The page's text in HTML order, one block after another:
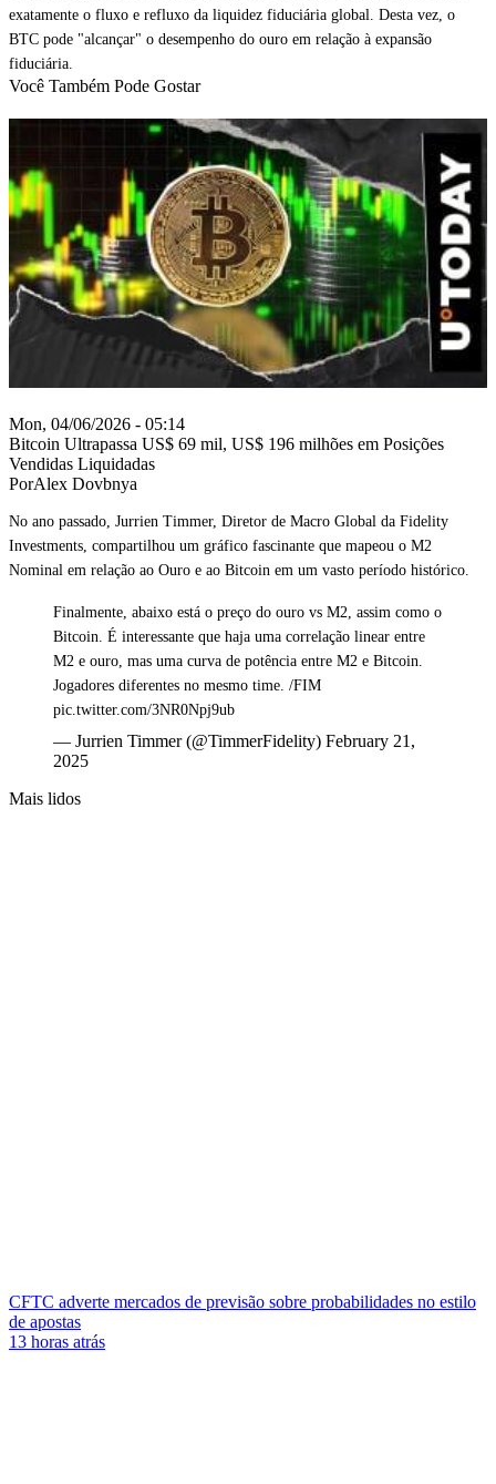
exatamente o fluxo e refluxo da liquidez fiduciária global. Desta vez, o
BTC pode "alcançar" o desempenho do ouro em relação à expansão
fiduciária.
Você Também Pode Gostar
Mon, 04/06/2026 - 05:14
Bitcoin Ultrapassa US$ 69 mil, US$ 196 milhões em Posições
Vendidas Liquidadas
PorAlex Dovbnya
No ano passado, Jurrien Timmer, Diretor de Macro Global da Fidelity
Investments, compartilhou um gráfico fascinante que mapeou o M2
Nominal em relação ao Ouro e ao Bitcoin em um vasto período histórico.
Finalmente, abaixo está o preço do ouro vs M2, assim como o
Bitcoin. É interessante que haja uma correlação linear entre
M2 e ouro, mas uma curva de potência entre M2 e Bitcoin.
Jogadores diferentes no mesmo time. /FIM
pic.twitter.com/3NR0Npj9ub
— Jurrien Timmer (@TimmerFidelity) February 21,
2025
Mais lidos
CFTC adverte mercados de previsão sobre probabilidades no estilo
de apostas
13 horas atrás